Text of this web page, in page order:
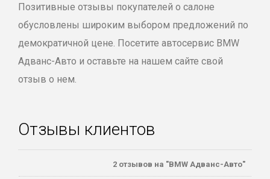
Позитивные отзывы покупателей о салоне
обусловлены широким выбором предложений по
демократичной цене. Посетите автосервис BMW
Адванс-Авто и оставьте на нашем сайте свой
отзыв о нем.
Отзывы клиентов
2 отзывов на "BMW Адванс-Авто"